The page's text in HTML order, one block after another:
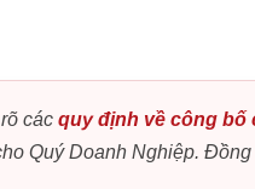
các quy định về công bố
Quý Doanh Nghiệp.